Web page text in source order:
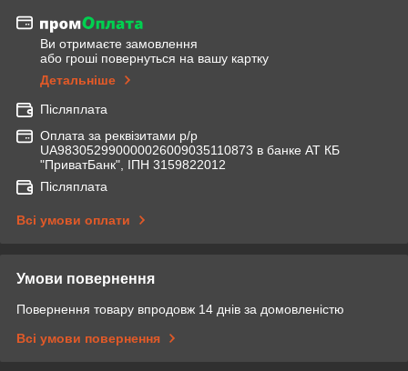
Ви отримаєте замовлення
або гроші повернуться на вашу картку
Детальніше
Післяплата
Оплата за реквізитами р/р
UA983052990000026009035110873 в банке АТ КБ
"ПриватБанк", ІПН 3159822012
Післяплата
Всі умови оплати
Умови повернення
Повернення товару впродовж 14 днів за домовленістю
Всі умови повернення